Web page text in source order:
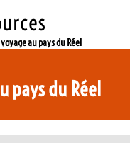
au pays du Réel
pays du Réel